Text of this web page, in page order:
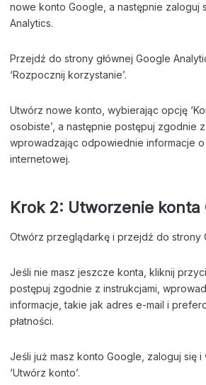
nowe konto Google, a następnie zaloguj
Analytics.
Przejdź do strony głównej Google
‘Rozpocznij korzystanie’.
Utwórz nowe konto, wybierając opcję
osobiste’, a następnie postępuj zgodnie
wprowadzając odpowiednie informacje
internetowej.
Krok 2: Utworzenie konta
Otwórz przeglądarkę i przejdź do strony
Jeśli nie masz jeszcze konta, kliknij
postępuj zgodnie z instrukcjami,
informacje, takie jak adres e-mail i
płatności.
Jeśli już masz konto Google, zaloguj się
‘Utwórz konto’.